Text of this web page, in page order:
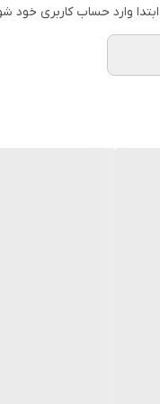
وارد حساب کاربری خود